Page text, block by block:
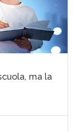
ma la